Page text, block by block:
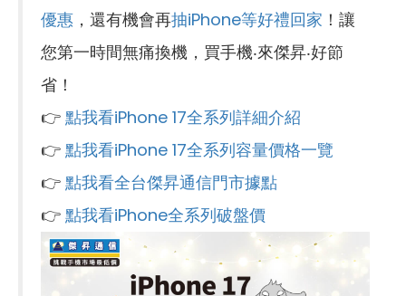
優惠 ，還有機會再抽iPhone等好禮回家 ！讓
您第一時間無痛換機，買手機‧來傑昇‧好節
省！
👉 點我看iPhone 17全系列詳細介紹
👉 點我看iPhone 17全系列容量價格一覽
👉 點我看全台傑昇通信門市據點
👉 點我看iPhone全系列破盤價